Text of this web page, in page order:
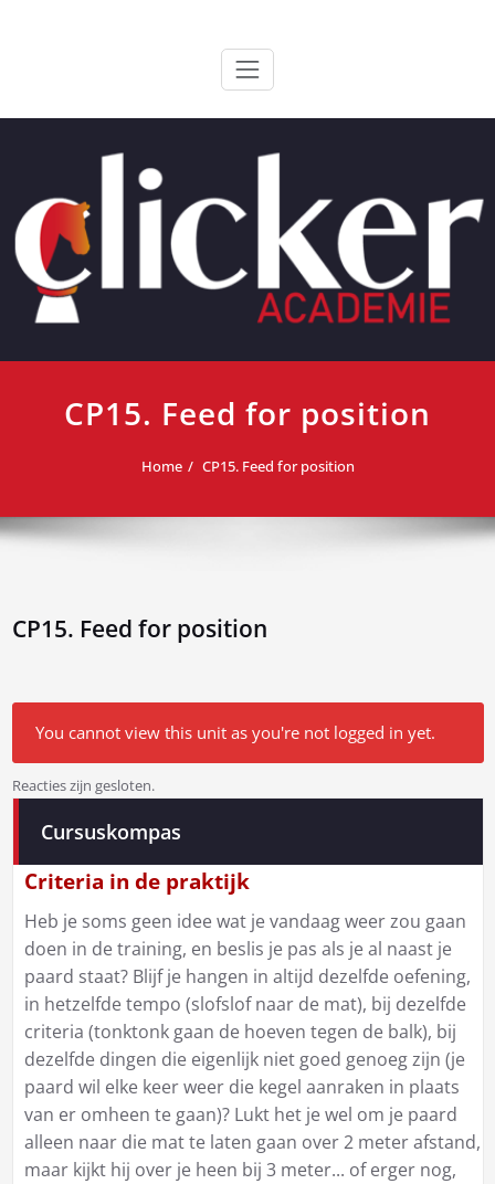
ClickerAcademie
CP15. Feed for position
Home CP15. Feed for position
CP15. Feed for position
You cannot view this unit as you're not logged in yet.
Bericht
navigatie
Reacties zijn gesloten.
Cursuskompas
Criteria in de praktijk
Heb je soms geen idee wat je vandaag weer zou gaan
doen in de training, en beslis je pas als je al naast je
paard staat? Blijf je hangen in altijd dezelfde oefening,
in hetzelfde tempo (slofslof naar de mat), bij dezelfde
criteria (tonktonk gaan de hoeven tegen de balk), bij
dezelfde dingen die eigenlijk niet goed genoeg zijn (je
paard wil elke keer weer die kegel aanraken in plaats
van er omheen te gaan)? Lukt het je wel om je paard
alleen naar die mat te laten gaan over 2 meter afstand,
maar kijkt hij over je heen bij 3 meter... of erger nog,